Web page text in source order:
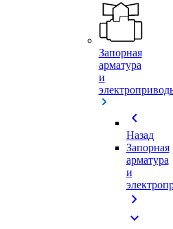
Запорная
арматура
и
chevron_left
Назад
Запорная
арматура
и
chevron_right
expand_more